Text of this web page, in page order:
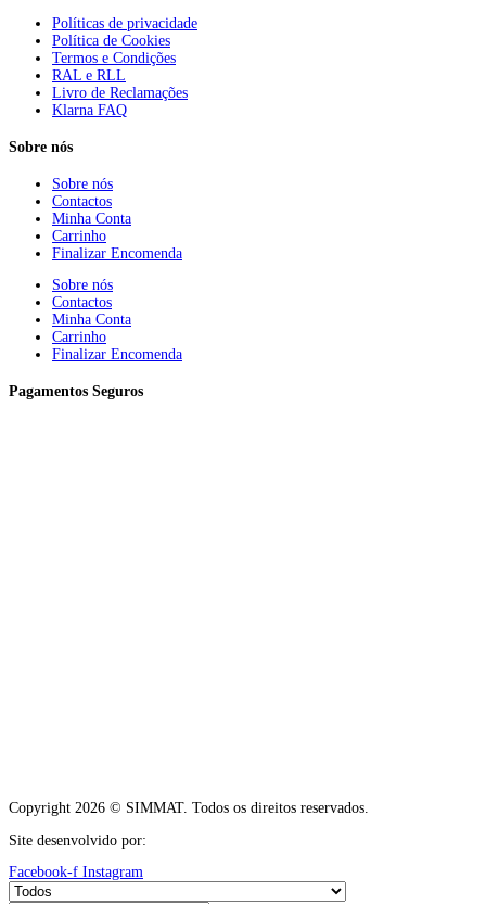
Políticas de privacidade
Política de Cookies
Termos e Condições
RAL e RLL
Livro de Reclamações
Klarna FAQ
Sobre nós
Sobre nós
Contactos
Minha Conta
Carrinho
Finalizar Encomenda
Sobre nós
Contactos
Minha Conta
Carrinho
Finalizar Encomenda
Pagamentos Seguros
Copyright 2026 © SIMMAT. Todos os direitos reservados.
Site desenvolvido por:
Facebook-f Instagram